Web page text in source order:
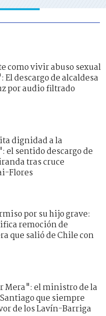
como vivir abuso sexual
descargo de alcaldesa
por audio filtrado
dignidad a la
el sentido descargo de
tras cruce
Flores
por su hijo grave:
remoción de
que salió de Chile con
Mera": el ministro de la
que siempre
de los Lavín-Barriga